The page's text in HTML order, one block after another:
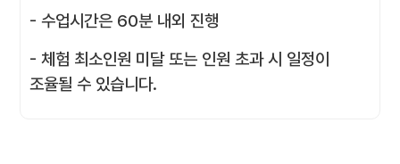
- 수업시간은 60분 내외 진행
- 체험 최소인원 미달 또는 인원 초과 시 일정이
조율될 수 있습니다.